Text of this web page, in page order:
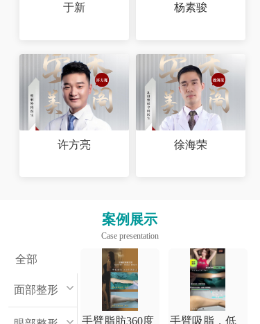
于新 杨素骏
许方亮 徐海荣
案例展示
Case presentation
全部
面部整形
手臂脂肪360度
手臂吸脂，低